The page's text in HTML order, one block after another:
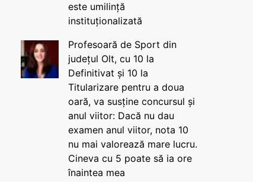
este umilință
instituționalizată
Profesoară de Sport din
județul Olt, cu 10 la
Definitivat și 10 la
Titularizare pentru a doua
oară, va susține concursul și
anul viitor: Dacă nu dau
examen anul viitor, nota 10
nu mai valorează mare lucru.
Cineva cu 5 poate să ia ore
înaintea mea